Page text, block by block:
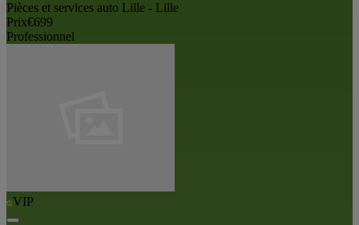
Pièces et services auto Lille - Lille
Prix€699
Professionnel
VIP